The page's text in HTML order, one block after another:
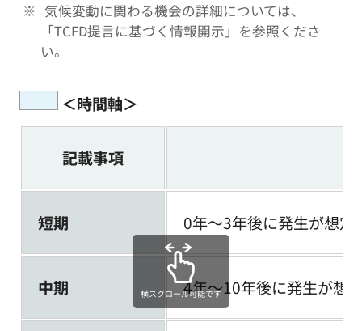
気候変動に関わる機会の詳細については、
「TCFD提言に基づく情報開示」を参照くださ
い。
＜時間軸＞
記載事項
短期 0年～3年後に発生が想定
中期 4年～10年後に発生が想
横スクロール可能です